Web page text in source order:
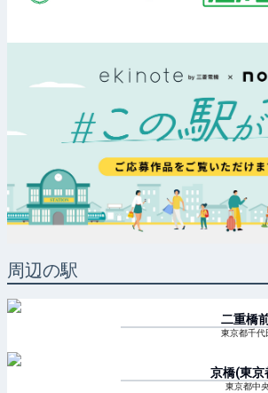
周辺の駅
二重橋
東京都千代
京橋(東京
東京都中